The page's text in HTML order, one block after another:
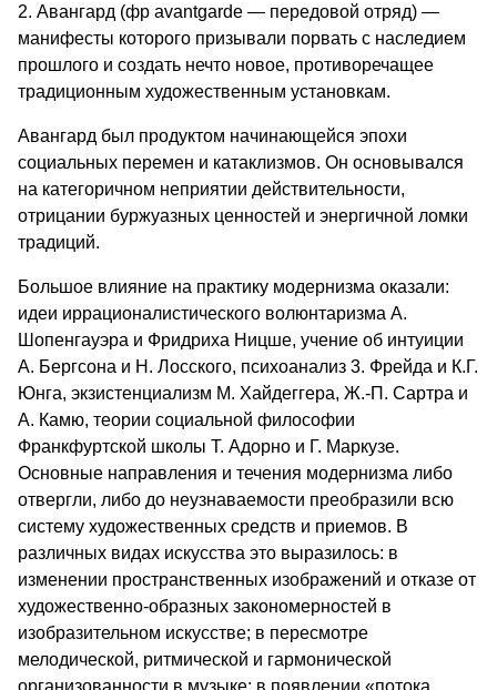
2. Авангард (фр avantgarde — передовой отряд) —
манифеcты которого призывали порвать с наследием
прошлого и создать нечто новое, противоречащее
традиционным художественным установкам.
Авангард был продуктом начинающейся эпохи
социальных перемен и катаклизмов. Он основывался
на категоричном неприятии действительности,
отрицании буржуазных ценностей и энергичной ломки
традиций.
Большое влияние на практику модернизма оказали:
идеи иррационалистического волюнтаризма А.
Шопенгауэра и Фридриха Ницше, учение об интуиции
А. Бергсона и Н. Лосского, психоанализ 3. Фрейда и К.Г.
Юнга, экзистенциализм М. Хайдеггера, Ж.-П. Сартра и
А. Камю, теории социальной философии
Франкфуртской школы Т. Адорно и Г. Маркузе.
Основные направления и течения модернизма либо
отвергли, либо до неузнаваемости преобразили всю
систему художественных средств и приемов. В
различных видах искусства это выразилось: в
изменении пространственных изображений и отказе от
художественно-образных закономерностей в
изобразительном искусстве; в пересмотре
мелодической, ритмической и гармонической
организованности в музыке; в появлении «потока